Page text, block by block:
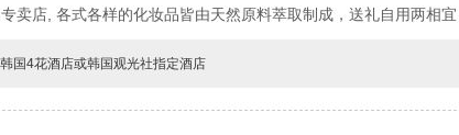
卖店, 各式各样的化妆品皆由天然原料萃取制成，送礼自用两相
韩国4花酒店或韩国观光社指定酒店